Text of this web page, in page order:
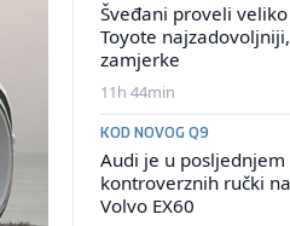
Šveđani proveli
Toyote
zamjerke
11h 44min
KOD NOVOG Q9
Audi je u
kontroverznih ručki
Volvo EX60